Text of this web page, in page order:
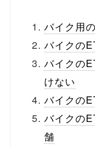
バイク用
バイクの
バイクの
けない
バイクの
バイクの
舗